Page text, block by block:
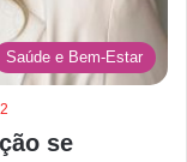
Saúde e Bem-Estar
se